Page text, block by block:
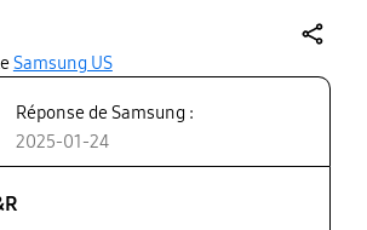
Samsung US
Réponse de Samsung :
2025-01-24